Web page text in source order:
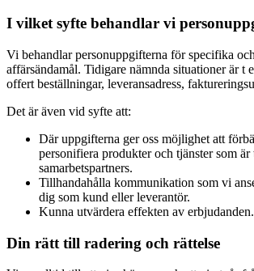
I vilket syfte behandlar vi
Vi behandlar personuppgifterna för specifika
affärsändamål. Tidigare nämnda situationer är t
offert beställningar, leveransadress,
Det är även vid syfte att:
Där uppgifterna ger oss möjlighet att
personifiera produkter och tjänster som
samarbetspartners.
Tillhandahålla kommunikation som vi
dig som kund eller leverantör.
Kunna utvärdera effekten av erbjudanden.
Din rätt till radering och rättelse